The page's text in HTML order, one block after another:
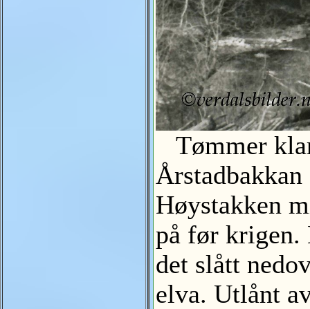
Tømmer
Høystakken
på før krigen.
det slått
elva. Utlånt